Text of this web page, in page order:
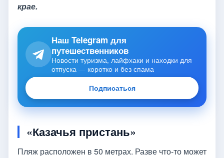
крае.
Наш Telegram для
путешественников
Новости туризма, лайфхаки и находки для
отпуска — коротко и без спама
Подписаться
«Казачья пристань»
Пляж расположен в 50 метрах. Разве что-то может